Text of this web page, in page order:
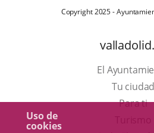
Uso de
cookies
Copyright 2025 -
El
Tu ciudad
Para ti